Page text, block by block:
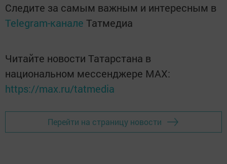
Следите за самым важным и интересным в
Telegram-канале Татмедиа
Читайте новости Татарстана в
национальном мессенджере MАХ:
https://max.ru/tatmedia
Перейти на страницу новости